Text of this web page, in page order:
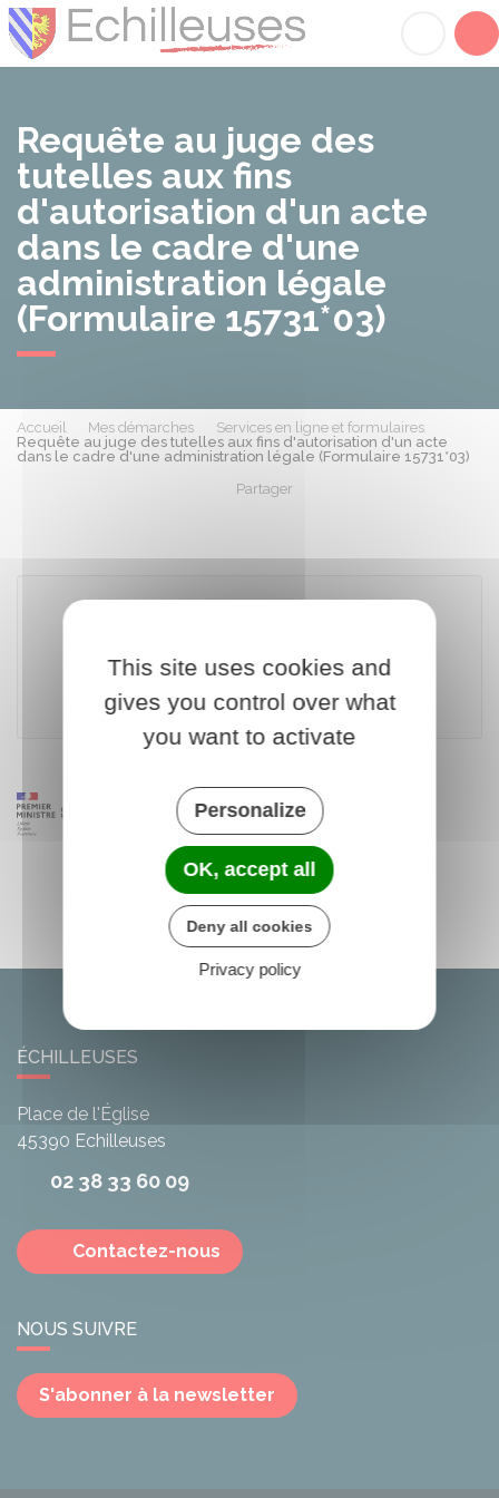
Requête au juge des
tutelles aux fins
d'autorisation d'un acte
dans le cadre d'une
administration légale
(Formulaire 15731*03)
Accueil Mes démarches
Services en ligne et formulaires
Requête au juge des tutelles aux fins d'autorisation d'un acte
dans le cadre d'une administration légale (Formulaire 15731*03)
Partager
ÉCHILLEUSES
Place de l'Église
45390 Echilleuses
02 38 33 60 09
Contactez-nous
NOUS SUIVRE
S'abonner à la newsletter
This site uses cookies and
gives you control over what
you want to activate
Personalize
OK, accept all
Deny all cookies
Privacy policy